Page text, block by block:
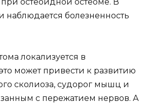
наблюдается болезненность
локализуется в
может привести к развитию
сколиоза, судорог мышц и
с пережатием нервов. А